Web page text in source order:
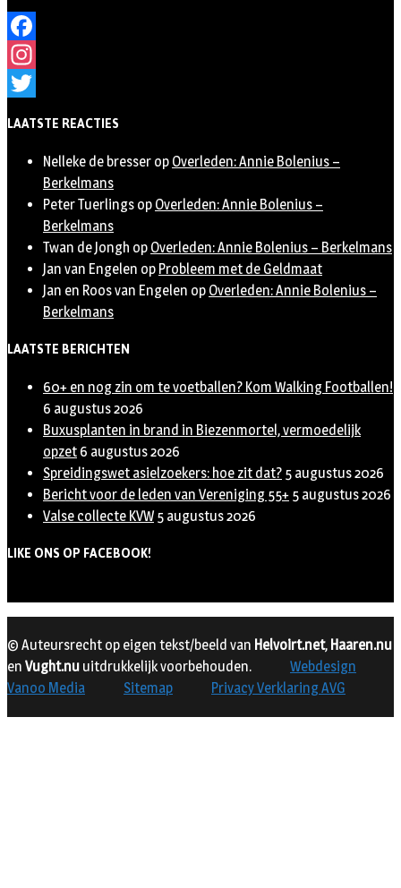
Facebook
Instagram
LAATSTE REACTIES
Nelleke de bresser op Overleden: Annie Bolenius –
Berkelmans
Peter Tuerlings op Overleden: Annie Bolenius –
Berkelmans
Twan de Jongh op Overleden: Annie Bolenius – Berkelmans
Jan van Engelen op Probleem met de Geldmaat
Jan en Roos van Engelen op Overleden: Annie Bolenius –
Berkelmans
LAATSTE BERICHTEN
60+ en nog zin om te voetballen? Kom Walking Footballen!
6 augustus 2026
Buxusplanten in brand in Biezenmortel, vermoedelijk
opzet 6 augustus 2026
Spreidingswet asielzoekers: hoe zit dat? 5 augustus 2026
Bericht voor de leden van Vereniging 55+ 5 augustus 2026
Valse collecte KVW 5 augustus 2026
LIKE ONS OP FACEBOOK!
© Auteursrecht op eigen tekst/beeld van Helvoirt.net, Haaren.nu
en Vught.nu uitdrukkelijk voorbehouden.
Webdesign
Vanoo Media
Sitemap Privacy Verklaring AVG